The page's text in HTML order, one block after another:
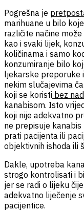
Pogrešna je
marihuane u bilo
različite načine može
kao i svaki lijek,
količinama i samo
konzumiranje bilo
ljekarske preporuke
nekim slučajevima
koji se koristi bez
kanabisom. Isto
koji nije adekvatno
ne prepisuje
prati pacijenta ili
objektivnih ishoda ili
Dakle, upotreba
strogo kontrolisati i
jer se radi o lijeku
adekvatno liječenje
pacijentice.